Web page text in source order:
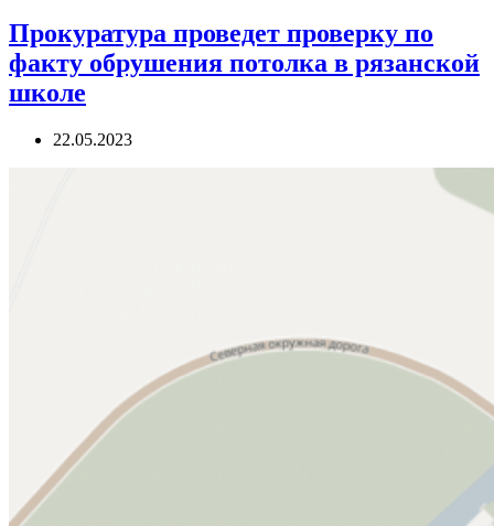
Прокуратура проведет проверку по
факту обрушения потолка в рязанской
школе
22.05.2023